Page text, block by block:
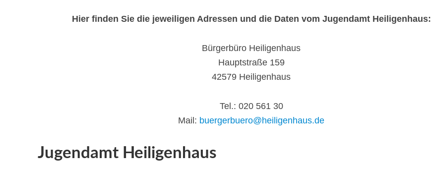
Hier finden Sie die jeweiligen Adressen und die Daten vom Jugendamt Heiligenhaus:
Bürgerbüro Heiligenhaus
Hauptstraße 159
42579 Heiligenhaus
Tel.: 020 561 30
Mail: buergerbuero@heiligenhaus.de
Jugendamt Heiligenhaus